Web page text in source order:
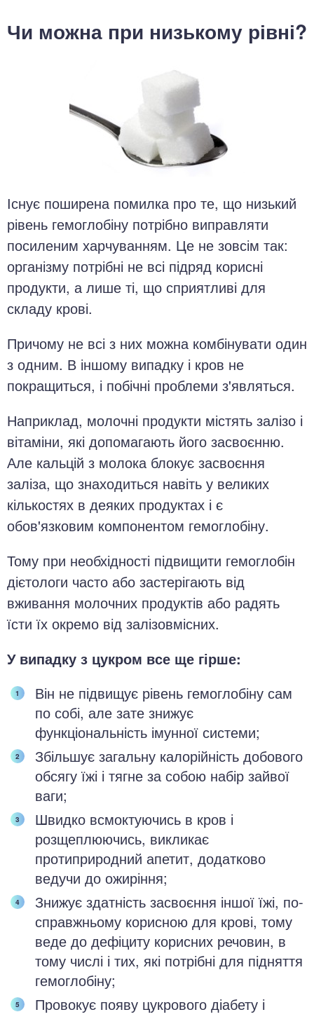
Чи можна при низькому рівні?
Існує поширена помилка про те, що низький
рівень гемоглобіну потрібно виправляти
посиленим харчуванням. Це не зовсім так:
організму потрібні не всі підряд корисні
продукти, а лише ті, що сприятливі для
складу крові.
Причому не всі з них можна комбінувати один
з одним. В іншому випадку і кров не
покращиться, і побічні проблеми з'являться.
Наприклад, молочні продукти містять залізо і
вітаміни, які допомагають його засвоєнню.
Але кальцій з молока блокує засвоєння
заліза, що знаходиться навіть у великих
кількостях в деяких продуктах і є
обов'язковим компонентом гемоглобіну.
Тому при необхідності підвищити гемоглобін
дієтологи часто або застерігають від
вживання молочних продуктів або радять
їсти їх окремо від залізовмісних.
У випадку з цукром все ще гірше:
Він не підвищує рівень гемоглобіну сам
по собі, але зате знижує
функціональність імунної системи;
Збільшує загальну калорійність добового
обсягу їжі і тягне за собою набір зайвої
ваги;
Швидко всмоктуючись в кров і
розщеплюючись, викликає
протиприродний апетит, додатково
ведучи до ожиріння;
Знижує здатність засвоєння іншої їжі, по-
справжньому корисною для крові, тому
веде до дефіциту корисних речовин, в
тому числі і тих, які потрібні для підняття
гемоглобіну;
Провокує появу цукрового діабету і